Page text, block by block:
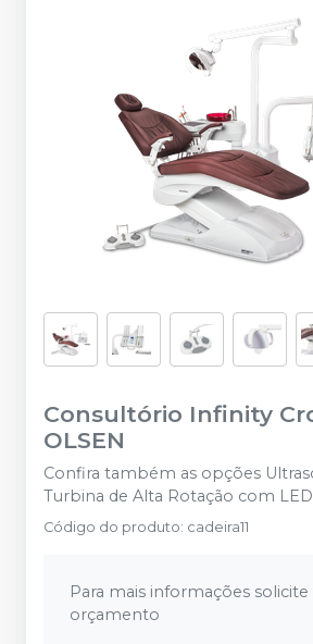
Consultório Infinity
OLSEN
Confira também as opções
Turbina de Alta Rotação com
Código do produto: cadeira11
Para mais informações
orçamento